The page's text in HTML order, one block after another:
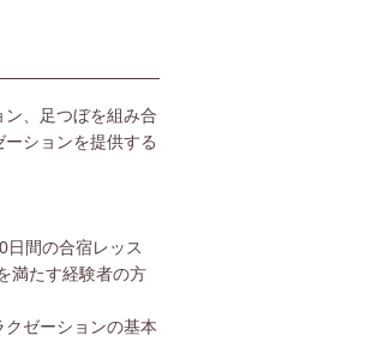
、足つぼを組み合
ションを提供する
日間の合宿レッス
満たす経験者の方
ゼーションの基本